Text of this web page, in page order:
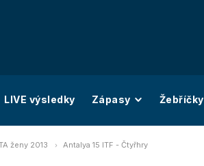
LIVE výsledky Zápasy Žebříčky
ženy 2013 Antalya 15 ITF - Čtyřhry